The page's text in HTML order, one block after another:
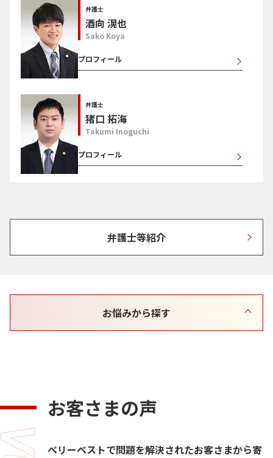
弁護士
酒向 滉也
Sako Koya
プロフィール
弁護士
猪口 拓海
Takumi Inoguchi
プロフィール
弁護士等紹介
お悩みから探す
お客さまの声
ベリーベストで問題を解決されたお客さまから寄